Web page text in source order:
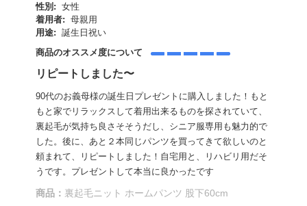
性別: 女性
着用者: 母親用
用途: 誕生日祝い
商品のオススメ度について
リピートしました〜
90代のお義母様の誕生日プレゼントに購入しました！もと
もと家でリラックスして着用出来るものを探されていて、
裏起毛が気持ち良さそそうだし、シニア服専用も魅力的で
した。後に、あと２本同じパンツを買ってきて欲しいのと
頼まれて、リピートしました！自宅用と、リハビリ用だそ
うです。プレゼントして本当に良かったです
商品： 裏起毛ニット ホームパンツ 股下60cm